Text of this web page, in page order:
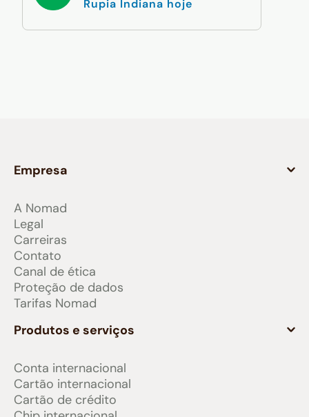
Rupia Indiana hoje
Empresa
A Nomad
Legal
Carreiras
Contato
Canal de ética
Proteção de dados
Tarifas Nomad
Produtos e serviços
Conta internacional
Cartão internacional
Cartão de crédito